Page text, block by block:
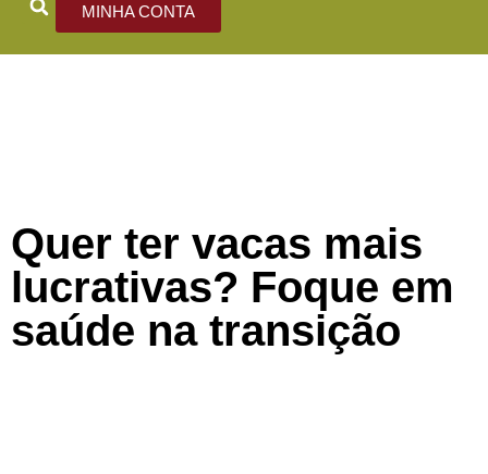
MINHA CONTA
Quer ter vacas mais
lucrativas? Foque em
saúde na transição